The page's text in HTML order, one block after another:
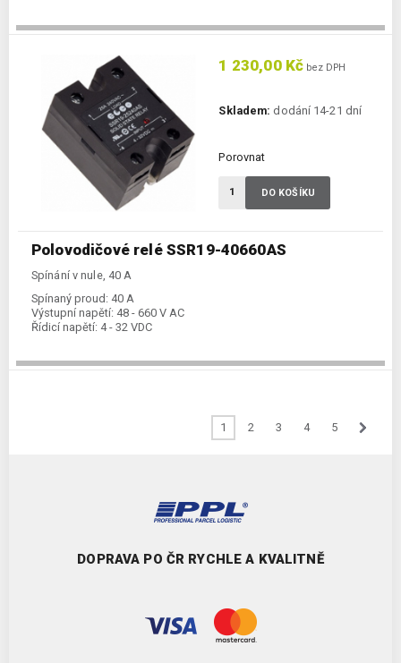
Polovodičové relé SSR19-40660AS
Spínání v nule, 40 A
Spínaný proud: 40 A
Výstupní napětí: 48 - 660 V AC
Řídicí napětí: 4 - 32 VDC
1 230,00 Kč bez DPH
Skladem: dodání 14-21 dní
Porovnat
DO KOŠÍKU
1 2 3 4 5
DOPRAVA PO ČR RYCHLE A KVALITNĚ